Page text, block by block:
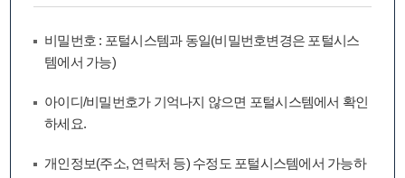
비밀번호 : 포털시스템과 동일(비밀번호변경은 포털시스
템에서 가능)
아이디/비밀번호가 기억나지 않으면 포털시스템에서 확인
하세요.
개인정보(주소, 연락처 등) 수정도 포털시스템에서 가능하